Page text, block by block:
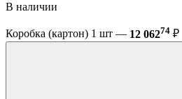
В наличии
Коробка (картон) 1 шт — 12 06274 ₽